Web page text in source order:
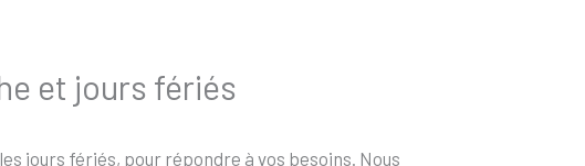
et jours fériés
jours fériés, pour répondre à vos besoins. Nous